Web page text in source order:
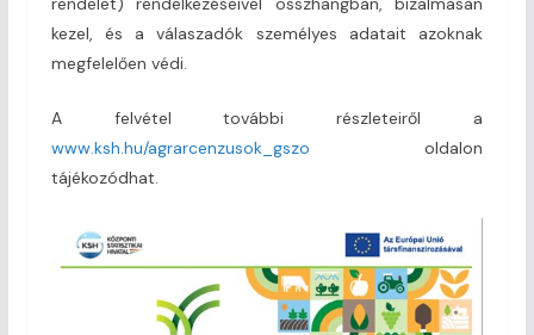
kezel, és a válaszadók személyes adatait azoknak
megfelelően védi.
A felvétel további részleteiről a
www.ksh.hu/agrarcenzusok_gszo oldalon
tájékozódhat.